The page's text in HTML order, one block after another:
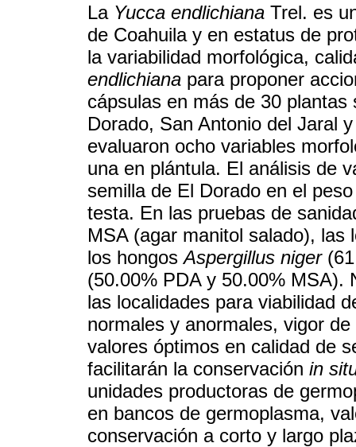
La Yucca endlichiana Trel. es
de Coahuila y en estatus de
la variabilidad morfológica,
endlichiana para proponer
cápsulas en más de 30
Dorado, San Antonio del Jaral
evaluaron ocho variables
una en plántula. El análisis de
semilla de El Dorado en el
testa. En las pruebas de
MSA (agar manitol salado), las
los hongosAspergillus niger
(50.00% PDA y 50.00% MSA).
las localidades para viabilidad
normales y anormales, vigor
valores óptimos en calidad de
facilitarán la conservación in
unidades productoras de
en bancos de germoplasma,
conservación a corto y largo